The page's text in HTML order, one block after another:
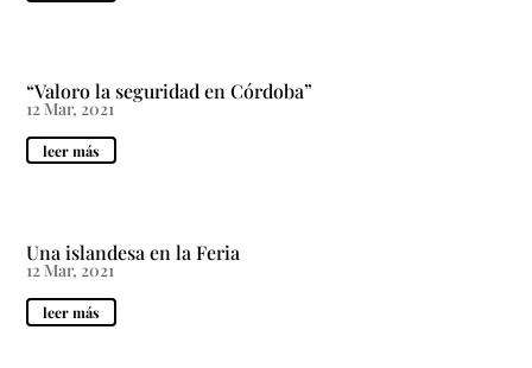
“Valoro la seguridad en Córdoba”
12 Mar, 2021
leer más
Una islandesa en la Feria
12 Mar, 2021
leer más